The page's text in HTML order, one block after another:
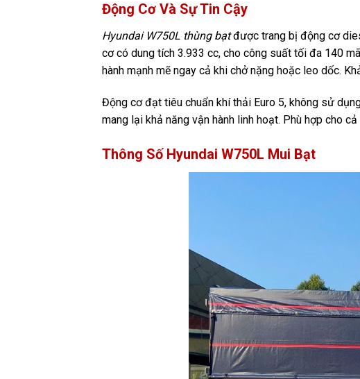
Động Cơ Và Sự Tin Cậy
Hyundai W750L thùng bạtđược trang bị động cơ
cơ có dung tích 3.933 cc, cho công suất tối đa 140
hành mạnh mẽ ngay cả khi chở nặng hoặc leo dốc.
Động cơ đạt tiêu chuẩn khí thải Euro 5, không sử
mang lại khả năng vận hành linh hoạt. Phù hợp cho
Thông Số Hyundai W750L Mui Bạt